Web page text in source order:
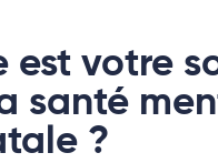
est votre
santé
?